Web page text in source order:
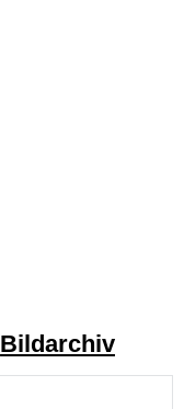
Bildarchiv